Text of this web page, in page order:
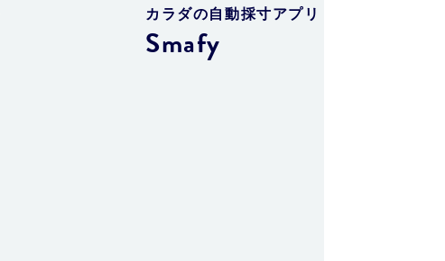
カラダの自動採寸アプリ
Smafy